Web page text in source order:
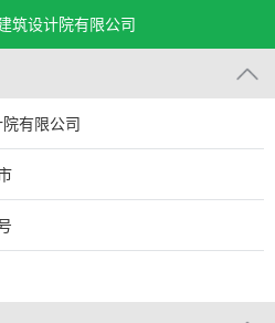
筑设计院有限公司
有限公司